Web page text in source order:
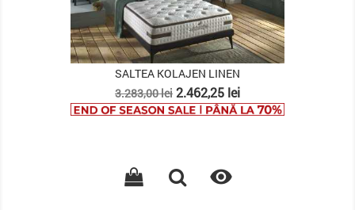
SALTEA KOLAJEN LINEN
Pret
de
3.283,00 lei Pret
2.462,25 lei
